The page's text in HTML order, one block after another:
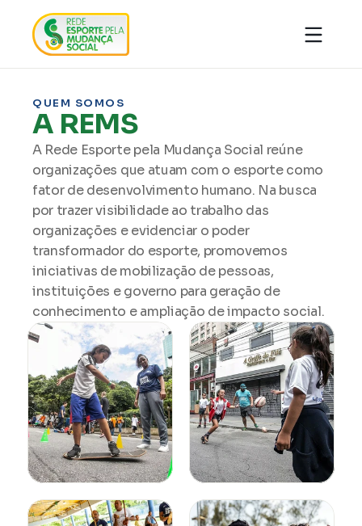
Notícias
Ações
Conhecimentos
Transparência
Contato
Doar
QUEM SOMOS
A REMS
A Rede Esporte pela Mudança Social reúne
organizações que atuam com o esporte como
fator de desenvolvimento humano. Na busca
por trazer visibilidade ao trabalho das
organizações e evidenciar o poder
transformador do esporte, promovemos
iniciativas de mobilização de pessoas,
instituições e governo para geração de
conhecimento e ampliação de impacto social.